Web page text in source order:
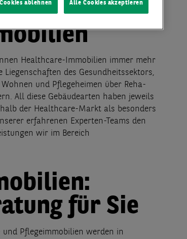
Healthcare-Immobilien immer mehr
Liegenschaften des Gesundheitssektors,
und Pflegeheimen über Reha-
All diese Gebäudearten haben jeweils
der Healthcare-Markt als besonders
erfahrenen Experten-Teams den
wir im Bereich
für Sie
Pflegeimmobilien werden in
ablehnen Alle Cookies akzeptieren